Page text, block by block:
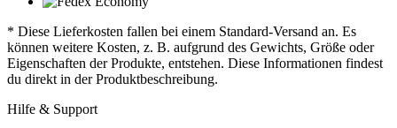
* Diese Lieferkosten fallen bei einem Standard-Versand an. Es
können weitere Kosten, z. B. aufgrund des Gewichts, Größe oder
Eigenschaften der Produkte, entstehen. Diese Informationen findest
du direkt in der Produktbeschreibung.
Hilfe & Support